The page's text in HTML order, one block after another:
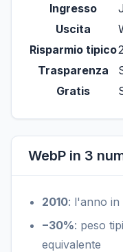
Ingresso
Uscita
Risparmio tipico
Trasparenza
Gratis
WebP in 3
2010: l'anno in
−30%: peso
equivalente